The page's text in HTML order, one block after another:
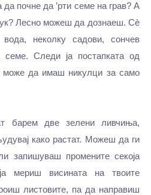
почне да ’рти семе на грав? А
Лесно можеш да дознаеш. Сѐ
неколку садови, сончев
семе. Следи ја постапката од
може да имаш никулци за само
барем две зелени ливчиња,
како растат. Можеш да ги
запишуваш промените секоја
мериш висината на твоите
листовите, па да направиш